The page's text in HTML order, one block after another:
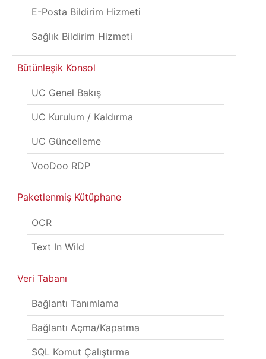
E-Posta Bildirim Hizmeti
Sağlık Bildirim Hizmeti
Bütünleşik Konsol
UC Genel Bakış
UC Kurulum / Kaldırma
UC Güncelleme
VooDoo RDP
Paketlenmiş Kütüphane
OCR
Text In Wild
Veri Tabanı
Bağlantı Tanımlama
Bağlantı Açma/Kapatma
SQL Komut Çalıştırma